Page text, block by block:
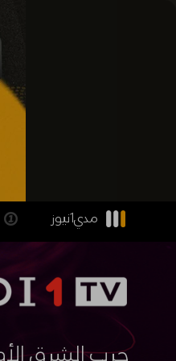
مدي1نيوز